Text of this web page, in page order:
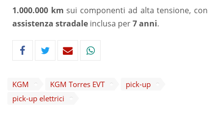
1.000.000 km sui componenti ad alta tensione, con
assistenza stradale inclusa per7 anni.
KGM KGM Torres EVT
pick-up
pick-up elettrici